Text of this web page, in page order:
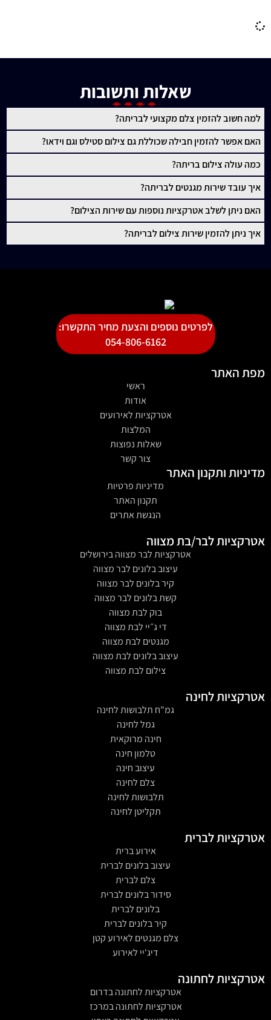
שאלות ותשובות
למה חשוב להזמין צלם מקצועי לבריתה?
האם אפשר להזמין חבילה שכוללת גם צילום סטילס וגם וידאו?
כמה עולה צילום בריתה?
איך עובד שירות מגנטים לבריתה?
האם ניתן לשלב אטרקציות נוספות עם שירות הצילום?
איך ניתן להזמין שירות צילום לבריתה?
לפרטים נוספים והצעת מחיר התקשרו:
054-806-6162
מפת האתר
ראשי
אודות
אטרקציות לאירועים
המלצות
שאלות נפוצות
צור קשר
מדיניות ותקנון האתר
מדיניות פרטיות
תקנון האתר
הנגשת אתרים
אטרקציות לבר/בת מצווה
אטרקציות לבר מצווה בירושלים
עיצוב בלונים לבר מצווה
קיר בלונים לבר מצווה
קשת בלונים לבר מצווה
בוק לבת מצווה
די ג״יי לבת מצווה
מגנטים לבת מצווה
עיצוב בלונים לבת מצווה
צילום לבת מצווה
אטרקציות לחינה
גמ"ח תלבושות לחינה
גמל לחינה
חינה מרוקאית
טלמון חינה
עיצוב חינה
צלם לחינה
תלבושות לחינה
תקליטן לחינה
אטרקציות לברית
אירוע ברית
עיצוב בלונים לברית
צלם לברית
סידור בלונים לברית
בלונים לברית
קיר בלונים לברית
צלם מגנטים לאירוע קטן
דיג'יי לאירוע
אטרקציות לחתונה
אטרקציות לחתונה בדרום
אטרקציות לחתונה במרכז